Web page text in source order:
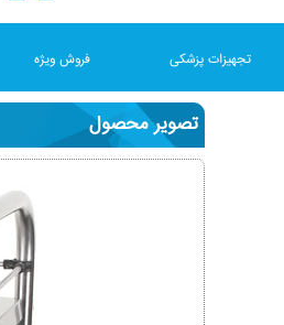
تجهیزات پزشکی فروش ویژه
تصویر محصول